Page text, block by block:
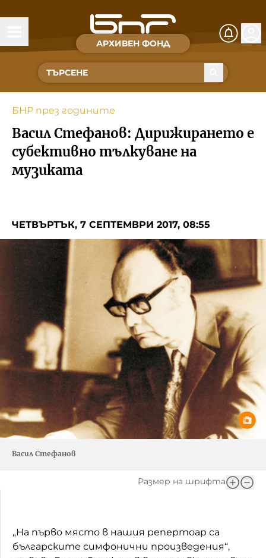
АРХИВЕН ФОНД
Времена и хора
Култура
Музика
Спорт
За Нас
БНР
БНР Новини
Детското.БНР
БНР през годините
Васил Стефанов: Дирижирането е
субективно тълкуване на
музиката
ЧЕТВЪРТЪК, 7 СЕПТЕМВРИ 2017, 08:55
Васил Стефанов
Размер на шрифта
„На първо място в нашия репертоар са
българските симфонични произведения“,